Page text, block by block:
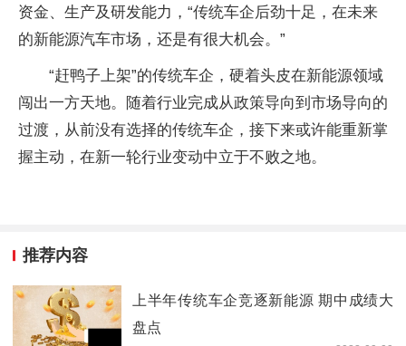
资金、生产及研发能力，“传统车企后劲十足，在未来
的新能源汽车市场，还是有很大机会。”
“赶鸭子上架”的传统车企，硬着头皮在新能源领域
闯出一方天地。随着行业完成从政策导向到市场导向的
过渡，从前没有选择的传统车企，接下来或许能重新掌
握主动，在新一轮行业变动中立于不败之地。
推荐内容
上半年传统车企竞逐新能源 期中成绩大
盘点